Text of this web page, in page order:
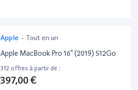
Apple - Tout en un
Apple MacBook Pro 16” (2019) 512Go
312 offres à partir de :
397,00 €